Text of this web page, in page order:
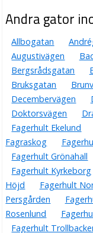
Andra gator
Allbogatan
Augustivägen
Bergsrådsgatan
Bruksgatan
Decembervägen
Doktorsvägen
Fagerhult Ekelund
Fagraskog
Fagerhult Grönahall
Fagerhult Kyrkeborg
Höjd
Fagerhult
Persgården
Rosenlund
Fagerhult